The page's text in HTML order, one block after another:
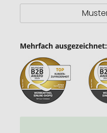
Mehrfach ausgezeichnet: